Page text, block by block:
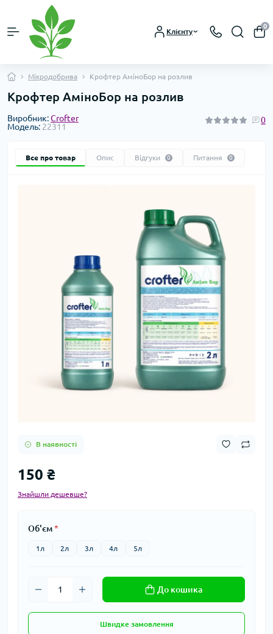
Клієнту
0
Мікродобрива Крофтер АміноБор на розлив
Крофтер АміноБор на розлив
Виробник:Crofter
Модель: 22311
0
Все про товар Опис Відгуки 0 Питання 0
В наявності
150 ₴
Знайшли дешевше?
Об'єм*
1л 2л 3л 4л 5л
До кошика
Швидке замовлення